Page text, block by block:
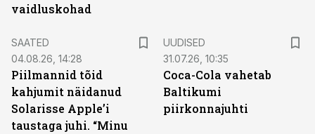
vaidluskohad
SAATED
04.08.26, 14:28
Piilmannid tõid
kahjumit näidanud
Solarisse Apple’i
taustaga juhi. “Minu
UUDISED
31.07.26, 10:35
Coca-Cola vahetab
Baltikumi
piirkonnajuhti